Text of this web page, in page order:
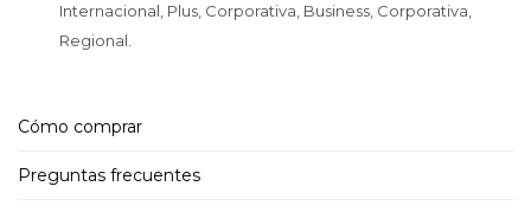
Internacional, Plus, Corporativa, Business, Corporativa,
Regional.
Cómo comprar
Preguntas frecuentes